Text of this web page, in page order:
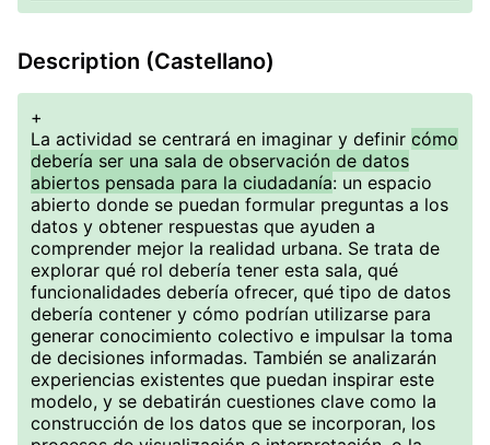
Description (Castellano)
+
La actividad se centrará en imaginar y definir cómo
debería ser una sala de observación de datos
abiertos pensada para la ciudadanía: un espacio
abierto donde se puedan formular preguntas a los
datos y obtener respuestas que ayuden a
comprender mejor la realidad urbana. Se trata de
explorar qué rol debería tener esta sala, qué
funcionalidades debería ofrecer, qué tipo de datos
debería contener y cómo podrían utilizarse para
generar conocimiento colectivo e impulsar la toma
de decisiones informadas. También se analizarán
experiencias existentes que puedan inspirar este
modelo, y se debatirán cuestiones clave como la
construcción de los datos que se incorporan, los